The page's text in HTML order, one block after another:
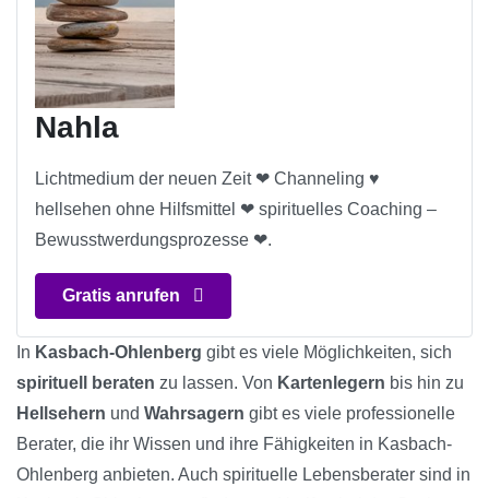
Nahla
Lichtmedium der neuen Zeit ❤ Channeling ♥️
hellsehen ohne Hilfsmittel ❤ spirituelles Coaching –
Bewusstwerdungsprozesse ❤.
Gratis anrufen
In Kasbach-Ohlenberg gibt es viele Möglichkeiten, sich
spirituell beraten zu lassen. Von Kartenlegern bis hin zu
Hellsehern und Wahrsagern gibt es viele professionelle
Berater, die ihr Wissen und ihre Fähigkeiten in Kasbach-
Ohlenberg anbieten. Auch spirituelle Lebensberater sind in